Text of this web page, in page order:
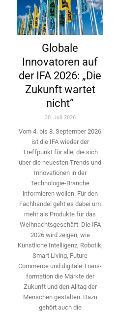
Globale
Innovatoren auf
der IFA 2026: „Die
Zukunft wartet
nicht“
30. Juli 2026
Vom 4. bis 8. September 2026
ist die IFA wieder der
Treffpunkt für alle, die sich
über die neuesten Trends und
Innovationen in der
Technologie-­Branche
informieren wollen. Für den
Fachhandel geht es dabei um
mehr als Produkte für das
Weihnachtsgeschäft: Die IFA
2026 wird ­zeigen, wie
Künstliche Intelligenz, Robotik,
Smart Living, Future
Commerce und digitale Trans­
formation die Märkte der
Zukunft und den Alltag der
Menschen gestalten. Dazu
gehört auch die